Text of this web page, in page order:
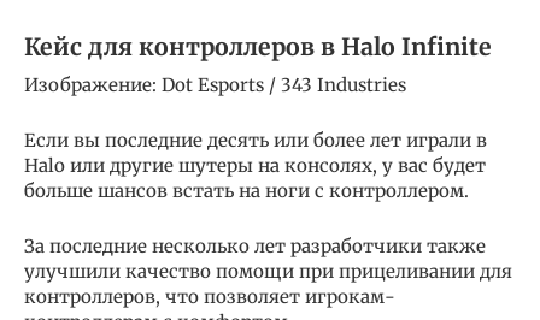
Кейс для контроллеров в Halo Infinite
Изображение: Dot Esports / 343 Industries
Если вы последние десять или более лет играли в
Halo или другие шутеры на консолях, у вас будет
больше шансов встать на ноги с контроллером.
За последние несколько лет разработчики также
улучшили качество помощи при прицеливании для
контроллеров, что позволяет игрокам-